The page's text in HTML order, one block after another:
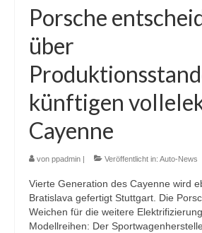
Porsche
über
künftigen
Cayenne
von ppadmin Veröffentlicht in: Auto-News
Vierte Generation des Cayenne wird
Bratislava gefertigt Stuttgart. Die
Weichen für die weitere
Modellreihen: Der